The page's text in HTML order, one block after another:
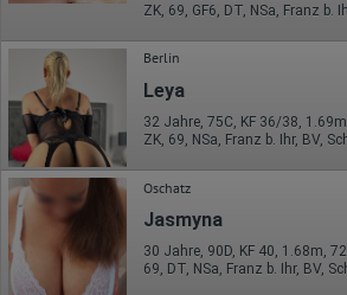
Datum und Uhrzeit des Besuchs
Gerätetyp
Geografischer Standort
IP-Adresse
Mausbewegungen
Besuchte Seiten
Referrer URL
Bildschirmauflösung
Eindeutige Gerätekennung
Sprachinformationen
Gerätebestriebssystem
Browser-Typ
Klicks
Domain-Name
Eindeutige Benutzerkennung
ZK, 69, GF6, DT, NSa, Franz b.
Berlin
Leya
Oschatz
Jasmyna